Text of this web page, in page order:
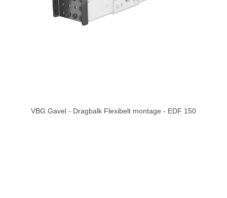
VBG Gavel - Dragbalk Flexibelt montage - EDF 150